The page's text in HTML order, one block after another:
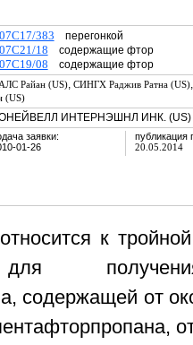
383 перегонкой
18 содержащие фтор
08 содержащие фтор
Райан (US), СИНГХ Раджив Ратна (US)
(US)
ИНТЕРНЭШНЛ ИНК. (US)
заявки:
01-26
публикация
20.05.2014
к
содержащей от